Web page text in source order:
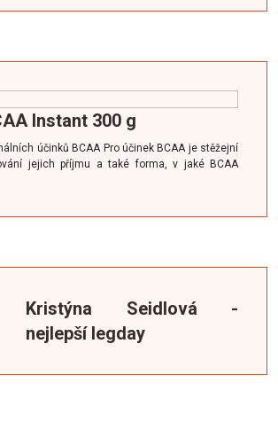
Instant 300 g
účinkůBCAA Pro účinekBCAA je stěžejní
jejich příjmu a také forma, v jaké BCAA
Kristýna Seidlová -
nejlepší legday